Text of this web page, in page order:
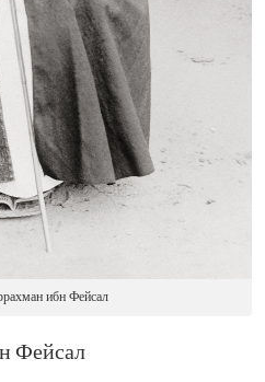
ибн Фейсал
Фейсал